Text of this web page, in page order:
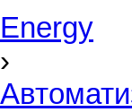
Energy
›